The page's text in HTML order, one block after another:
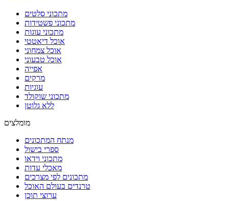
מתכוני סלטים
מתכוני פשטידות
מתכוני עוגות
אוכל דיאטטי
אוכל צמחוני
אוכל טבעוני
אפייה
מרקים
עוגיות
מתכוני שוקולד
ללא גלוטן
מומלצים
מנתח המתכונים
ספרי בישול
מתכוני וידאו
מאכלי עדות
מתכונים לפי מצרכים
טרנדים בעולם האוכל
ערוצי תוכן